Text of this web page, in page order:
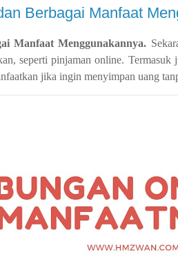
Berbagai Manfaat
Manfaat Menggunakannya.
sepertipinjaman online. Termasuk
jika ingin menyimpan uang